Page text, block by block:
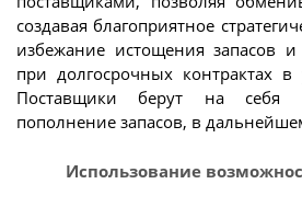
создавая благоприятное
избежание истощения запасов
при долгосрочных контрактах в
Поставщики берут на себя
пополнение запасов, в
Использование